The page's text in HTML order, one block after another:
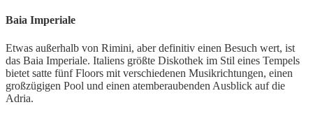
Baia Imperiale
Etwas außerhalb von Rimini, aber definitiv einen Besuch wert, ist
das Baia Imperiale. Italiens größte Diskothek im Stil eines Tempels
bietet satte fünf Floors mit verschiedenen Musikrichtungen, einen
großzügigen Pool und einen atemberaubenden Ausblick auf die
Adria.